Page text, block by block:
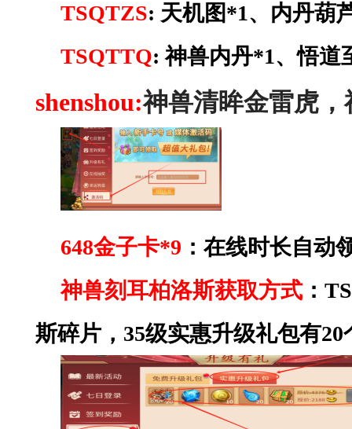
TSQTZS: 天机图*1、内丹葫
TSQTTQ: 神兽内丹*1、悟道
shenshou:神兽清眸金雷虎
648金子卡*9 ： 在线时长自动
神兽刻耳柏洛斯获取方式 ：
斯碎片， 35级实惠升级礼包有20